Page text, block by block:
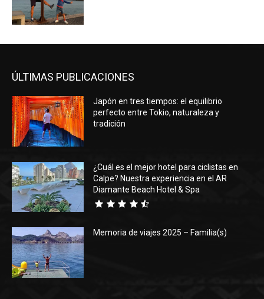
ÚLTIMAS PUBLICACIONES
Japón en tres tiempos: el equilibrio
perfecto entre Tokio, naturaleza y
tradición
¿Cuál es el mejor hotel para ciclistas en
Calpe? Nuestra experiencia en el AR
Diamante Beach Hotel & Spa
Memoria de viajes 2025 – Familia(s)